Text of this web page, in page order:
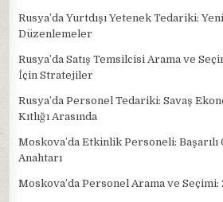
Rusya’da Yurtdışı Yetenek Tedariki:
Düzenlemeler
Rusya’da Satış Temsilcisi Arama ve
İçin Stratejiler
Rusya’da Personel Tedariki: Savaş
Kıtlığı Arasında
Moskova’da Etkinlik Personeli:
Anahtarı
Moskova’da Personel Arama ve